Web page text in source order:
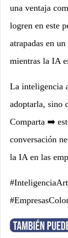
una ventaja
logren en este
atrapadas en
mientras la IA
La inteligencia
adoptarla, sino
Comparta ➡️
conversación
la IA en las